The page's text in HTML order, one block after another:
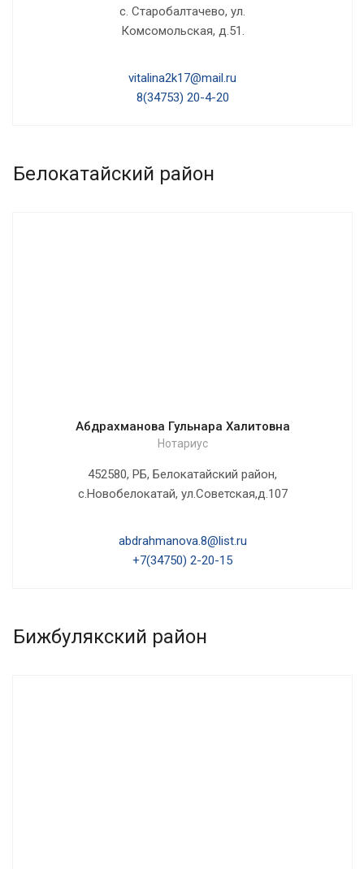
с. Старобалтачево, ул.
Комсомольская, д.51.
vitalina2k17@mail.ru
8(34753) 20-4-20
Белокатайский район
Абдрахманова Гульнара Халитовна
Нотариус
452580, РБ, Белокатайский район,
с.Новобелокатай, ул.Советская,д.107
abdrahmanova.8@list.ru
+7(34750) 2-20-15
Бижбулякский район